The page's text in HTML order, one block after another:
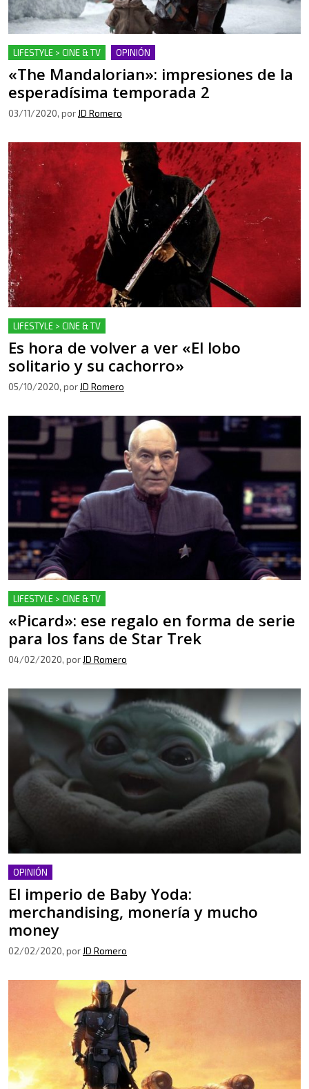
LIFESTYLE > CINE & TV OPINIÓN
«The Mandalorian»: impresiones de la
esperadísima temporada 2
03/11/2020, por JD Romero
LIFESTYLE > CINE & TV
Es hora de volver a ver «El lobo
solitario y su cachorro»
05/10/2020, por JD Romero
LIFESTYLE > CINE & TV
«Picard»: ese regalo en forma de serie
para los fans de Star Trek
04/02/2020, por JD Romero
OPINIÓN
El imperio de Baby Yoda:
merchandising, monería y mucho
money
02/02/2020, por JD Romero